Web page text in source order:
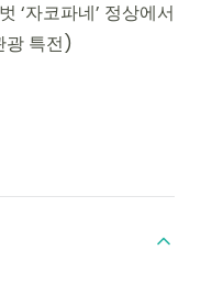
‘자코파네’ 정상에서
광 특전)